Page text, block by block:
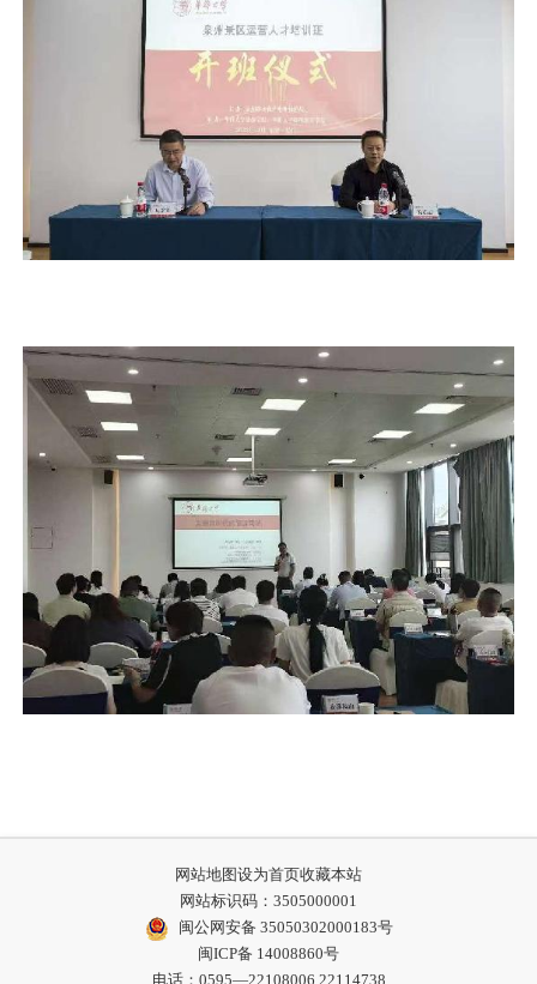
网站地图设为首页收藏本站
网站标识码：3505000001
闽公网安备 35050302000183号
闽ICP备 14008860号
电话：0595—22108006,22114738